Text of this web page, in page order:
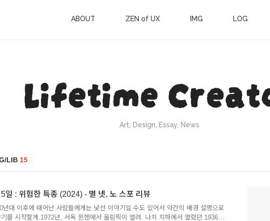
Lifetime
Art, Design, Essay, News
ABOUT ZEN of UX IMG LOG
LIB 15
일 : 위험한 특종 (2024) - 별 넷, 노 스포 리뷰
년대 이후에 태어난 사람들에게는 낯선 이야기일 수도 있어서 약간의 배경 설명으로
기를 시작할게.1972년, 서독 뮌헨에서 올림픽이 열려. 나치 치하에서 열렸던 1936년